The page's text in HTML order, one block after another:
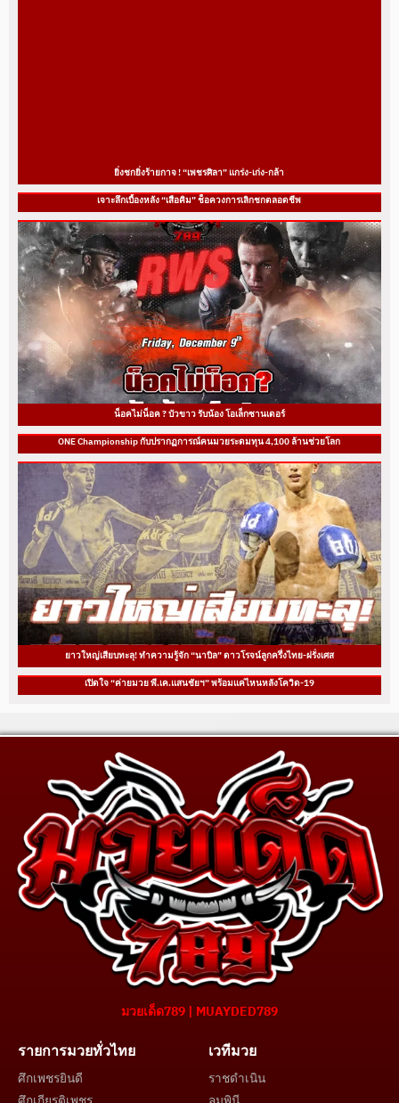
ยิ่งชกยิ่งร้ายกาจ ! “เพชรศิลา” แกร่ง-เก่ง-กล้า
เจาะลึกเบื้องหลัง “เสือคิม” ช็อควงการเลิกชกตลอดชีพ
น็อคไม่น็อค ? บัวขาว รับน้อง โอเล็กซานเดอร์
ONE Championship กับปรากฏการณ์คนมวยระดมทุน 4,100 ล้านช่วยโลก
ยาวใหญ่เสียบทะลุ! ทำความรู้จัก “นาบิล” ดาวโรจน์ลูกครึ่งไทย-ฝรั่งเศส
เปิดใจ “ค่ายมวย พี.เค.แสนชัยฯ” พร้อมแค่ไหนหลังโควิด-19
มวยเด็ด789 | MUAYDED789
รายการมวยทั่วไทย
ศึกเพชรยินดี
เวทีมวย
ราชดำเนิน